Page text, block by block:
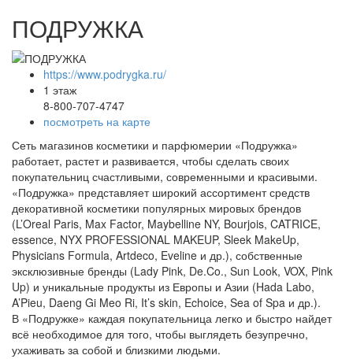
ПОДРУЖКА
https://www.podrygka.ru/
1 этаж
8-800-707-4747
посмотреть на карте
Сеть магазинов косметики и парфюмерии «Подружка»
работает, растет и развивается, чтобы сделать своих
покупательниц счастливыми, современными и красивыми.
«Подружка» представляет широкий ассортимент средств
декоративной косметики популярных мировых брендов
(L’Oreal Paris, Max Factor, Maybelline NY, Bourjois, CATRICE,
essence, NYX PROFESSIONAL MAKEUP, Sleek MakeUp,
Physicians Formula, Artdeco, Eveline и др.), собственные
эксклюзивные бренды (Lady Pink, De.Co., Sun Look, VOX, Pink
Up) и уникальные продукты из Европы и Азии (Hada Labo,
A’Pieu, Daeng Gi Meo Ri, It’s skin, Echoice, Sea of Spa и др.).
В «Подружке» каждая покупательница легко и быстро найдет
всё необходимое для того, чтобы выглядеть безупречно,
ухаживать за собой и близкими людьми.